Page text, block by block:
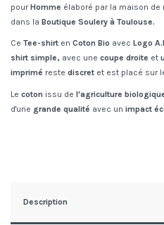
pourHomme élaboré par la maison de
dans la Boutique Soulery à Toulouse.
Ce Tee-shirt en Coton Bio avec Logo
shirt simple, avec une coupe droite et
imprimé reste discret et est placé sur
Le coton issu de l'agriculture
d'une grande qualité avec un impact
Description